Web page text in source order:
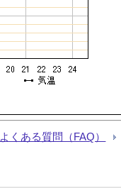
よくある質問（FAQ）